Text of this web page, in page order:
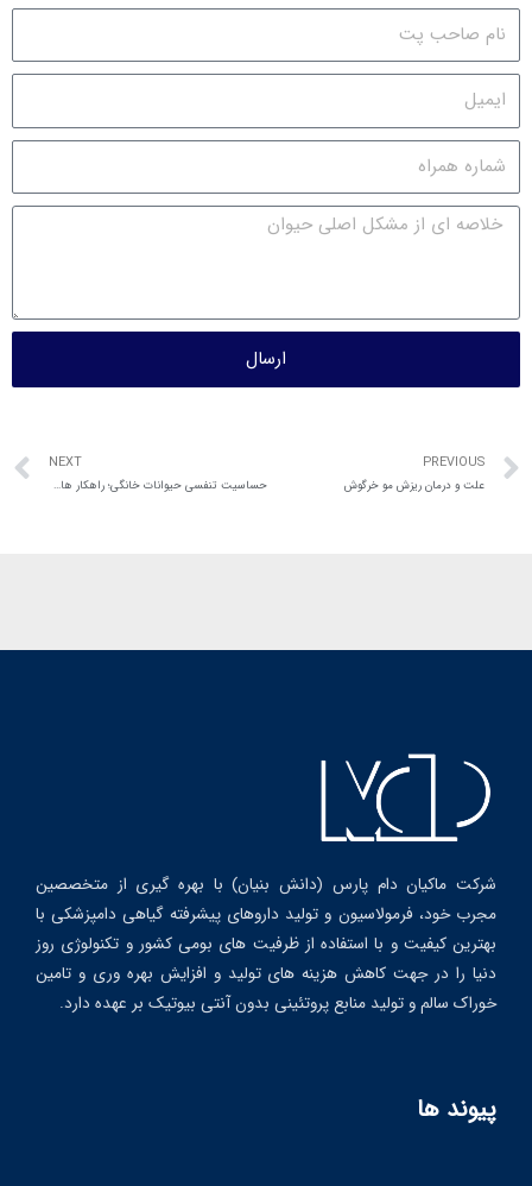
ارسال
PREVIOUS
علت و درمان ریزش مو خرگوش
NEXT
حساسیت تنفسی حیوانات خانگی؛ راهکار های تشخیص و درمان
شرکت ماکیان دام پارس (دانش بنیان) با بهره گیری از متخصصین
مجرب خود، فرمولاسیون و تولید داروهای پیشرفته گیاهی دامپزشکی با
بهترین کیفیت و با استفاده از ظرفیت های بومی کشور و تکنولوژی روز
دنیا را در جهت کاهش هزینه های تولید و افزایش بهره وری و تامین
خوراک سالم و تولید منابع پروتئینی بدون آنتی بیوتیک بر عهده دارد.
پیوند ها